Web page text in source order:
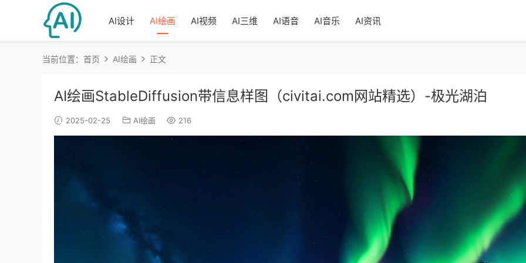
AI设计 AI绘画 AI视频 AI三维 AI语音 AI音乐 AI资讯
当前位置： 首页 AI绘画 正文
AI绘画StableDiffusion带信息样图（civitai.com网站精选）-极光湖泊
2025-02-25 AI绘画 216